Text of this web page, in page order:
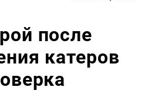
после
катеров